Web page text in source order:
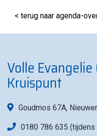
< terug naar agenda-
Volle
Kruispunt
Goudmos 67A,
0180 786 635 (tijdens